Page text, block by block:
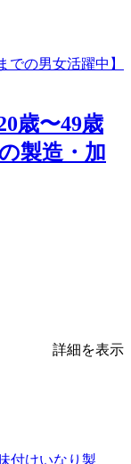
歳〜49歳
製造・加
詳細を表示